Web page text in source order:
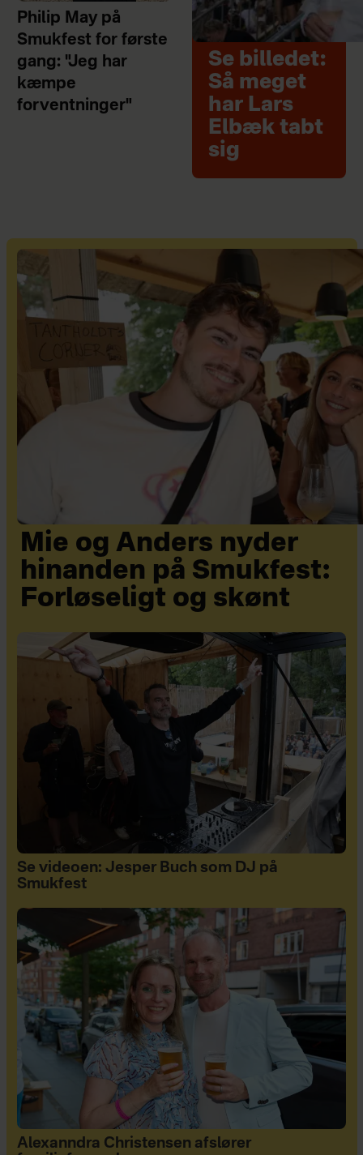
Philip May på
Smukfest for første
gang: "Jeg har
kæmpe
forventninger"
Se billedet:
Så meget
har Lars
Elbæk tabt
sig
Mie og Anders nyder
hinanden på Smukfest:
Forløseligt og skønt
Se videoen: Jesper Buch som DJ på
Smukfest
Alexanndra Christensen afslører